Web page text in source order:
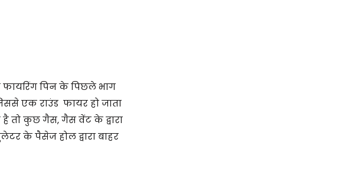
पिन के पिछले भाग
एक राउंड फायर हो जाता
तो कुछ गैस, गैस वेंट के द्वारा
के पैसेज होल द्वारा बाहर